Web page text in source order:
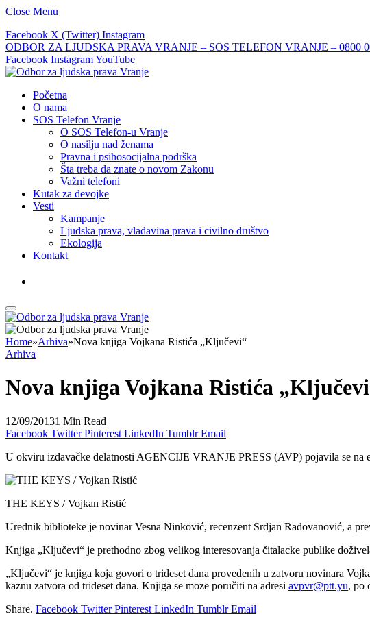
Close Menu
Facebook X (Twitter) Instagram
ODBOR ZA LJUDSKA PRAVA VRANJE – SOS TELEFON VRANJE – 0800
Facebook InstagramYouTube
Početna
O nama
SOS Telefon Vranje
O SOS Telefon-u Vranje
O nasilju nad ženama
Pravna i psihosocijalna podrška
Šta treba da znate o novom Zakonu
Važni telefoni
Kutak za devojke
Vesti
Kampanje
Ljudska prava, vladavina prava i civilno društvo
Ekologija
Kontakt
Home»Arhiva»Nova knjiga Vojkana Ristića „Ključevi“
Arhiva
Nova knjiga Vojkana Ristića
12/09/20131 Min Read
Facebook Twitter Pinterest LinkedIn Tumblr Email
U okviru izdavačke delatnosti AGENCIJE VRANJE PRESS (AVP) pojavila se
THE KEYS / Vojkan Ristić
Urednik biblioteke je novinar Vesna Ninković, recenzent Srdjan Radovanović, a
Knjiga „Ključevi“ je prethodno zbog velikog interesovanja čitalacke publike
„Ključevi“ je knjiga koja govori o trideset dana provedenih u zatvoru novinara
kaznu zatvora od trideset dana. Knjiga se moze poručiti na adresi avpvr@ptt.yu, po
Share. Facebook Twitter Pinterest LinkedIn Tumblr Email